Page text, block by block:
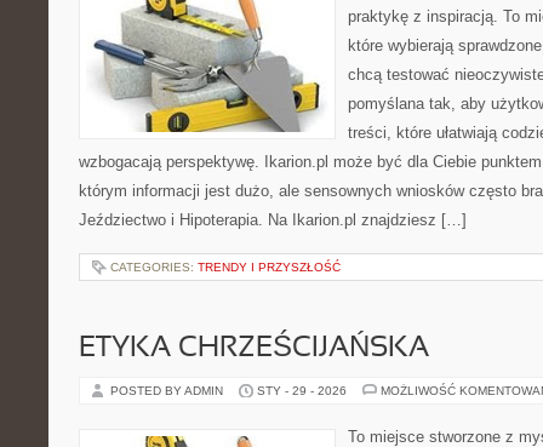
praktykę z inspiracją. To
które wybierają
chcą testować
pomyślana tak, aby
treści, które ułatwiają
wzbogacają perspektywę. Ikarion.pl może być dla Ciebie
którym informacji jest dużo, ale sensownych wniosków często
Jeździectwo i Hipoterapia. Na Ikarion.pl znajdziesz […]
CATEGORIES: TRENDY I PRZYSZŁOŚĆ
ETYKA CHRZEŚCIJAŃSKA
POSTED BY ADMIN STY - 29 - 2026 MOŻLIWOŚĆ
To miejsce stworzone z